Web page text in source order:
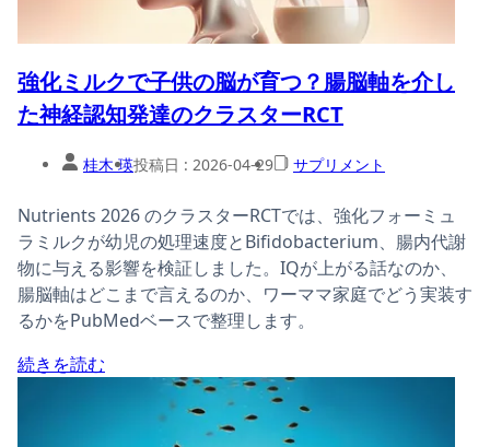
強化ミルクで子供の脳が育つ？腸脳軸を介し
た神経認知発達のクラスターRCT
桂木 瑛投稿日 : 2026-04-29 サプリメント
Nutrients 2026 のクラスターRCTでは、強化フォーミュ
ラミルクが幼児の処理速度とBifidobacterium、腸内代謝
物に与える影響を検証しました。IQが上がる話なのか、
腸脳軸はどこまで言えるのか、ワーママ家庭でどう実装す
るかをPubMedベースで整理します。
続きを読む